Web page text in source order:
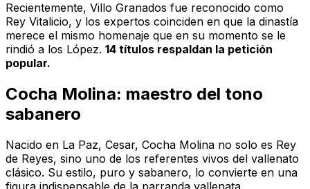
Recientemente, Villo Granados fue reconocido como
Rey Vitalicio, y los expertos coinciden en que la dinastía
merece el mismo homenaje que en su momento se le
rindió a los López. 14 títulos respaldan la petición
popular.
Cocha Molina: maestro del tono
sabanero
Nacido en La Paz, Cesar, Cocha Molina no solo es Rey
de Reyes, sino uno de los referentes vivos del vallenato
clásico. Su estilo, puro y sabanero, lo convierte en una